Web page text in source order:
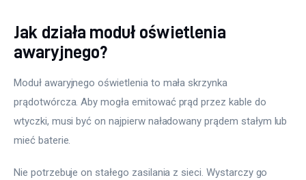
Jak działa moduł oświetlenia
awaryjnego?
Moduł awaryjnego oświetlenia to mała skrzynka
prądotwórcza. Aby mogła emitować prąd przez kable do
wtyczki, musi być on najpierw naładowany prądem stałym lub
mieć baterie.
Nie potrzebuje on stałego zasilania z sieci. Wystarczy go